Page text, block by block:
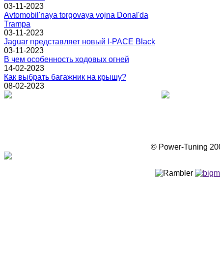
03-11-2023
Avtomobil'naya torgovaya vojna Donal'da
Trampa
03-11-2023
Jaguar представляет новый I-PACE Black
03-11-2023
В чем особенность ходовых огней
14-02-2023
Как выбрать багажник на крышу?
08-02-2023
© Power-Tuning